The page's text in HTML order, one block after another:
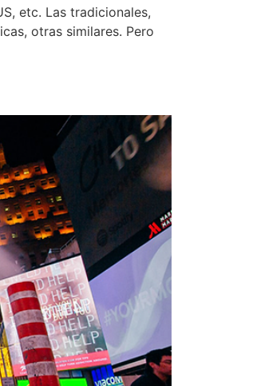
etc. Las tradicionales,
otras similares. Pero